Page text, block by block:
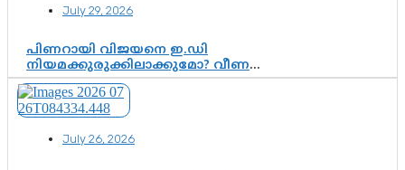
ശോഭാ സുരേന്ദ്രൻ..
July 29, 2026
പിണറായി വിജയനെ ഇ.ഡി
നിയമക്കുരുക്കിലാക്കുമോ? വീണ
വിജയൻ മാപ്പുസാക്ഷിയാകുമോ?
കർത്തയുടെ മൊഴി നിർണായക
വഴിത്തിരിവാകുമോ?
July 26, 2026